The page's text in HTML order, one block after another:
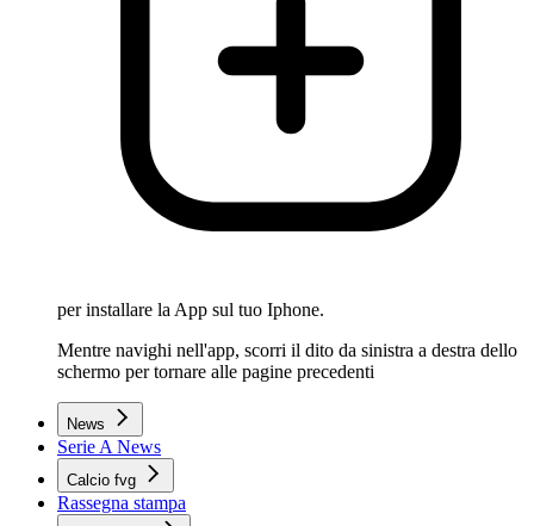
per installare la App sul tuo Iphone.
Mentre navighi nell'app, scorri il dito da sinistra a destra dello
schermo per tornare alle pagine precedenti
News
Serie A News
Calcio fvg
Rassegna stampa